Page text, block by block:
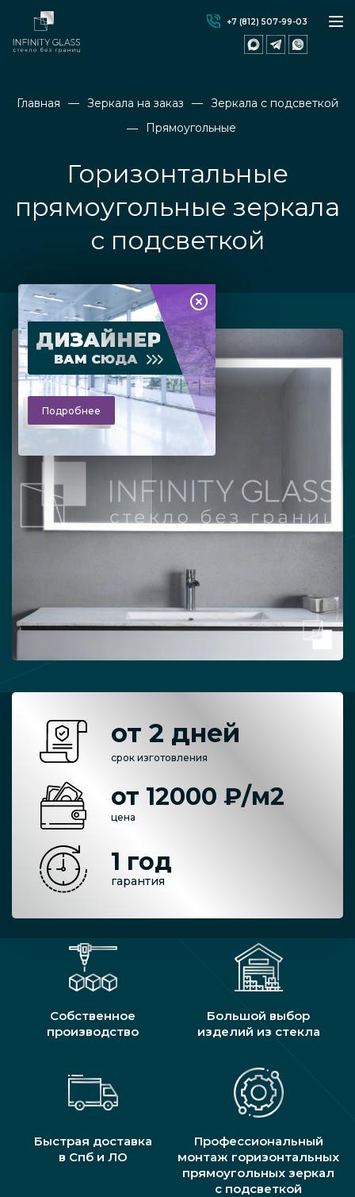
+7 (812) 507-99-03
Главная Зеркала на заказ
Зеркала с подсветкой
Прямоугольные
Горизонтальные
прямоугольные зеркала
с подсветкой
ДИЗАЙНЕР
ВАМ СЮДА
Подробнее
от 2 дней
срок изготовления
от 12000 ₽/м2
цена
1 год
гарантия
Собственное
производство
Большой выбор
изделий из стекла
Быстрая доставка
в Спб и ЛО
Профессиональный
монтаж горизонтальных
прямоугольных зеркал
с подсветкой